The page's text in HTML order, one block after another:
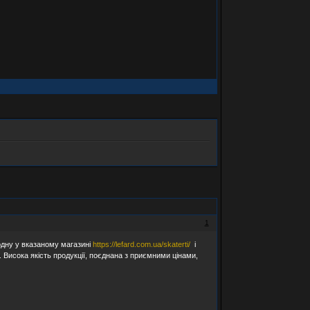
1
у вказаному магазиніhttps://lefard.com.ua/skaterti/ і
якість продукції, поєднана з приємними цінами,